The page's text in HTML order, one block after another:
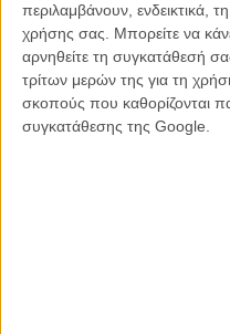
περιλαμβάνουν, ενδεικτικά,
χρήσης σας. Μπορείτε να
αρνηθείτε τη συγκατάθεσή
τρίτων μερών της για τη
σκοπούς που καθορίζονται
συγκατάθεσης της Google.